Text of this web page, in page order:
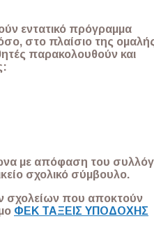
εντατικό πρόγραμμα
στο πλαίσιο της
παρακολουθούν και
με απόφαση του
σχολικό σύμβουλο.
σχολείων που αποκτούν
ΦΕΚ ΤΑΞΕΙΣ ΥΠΟΔΟΧΗΣ